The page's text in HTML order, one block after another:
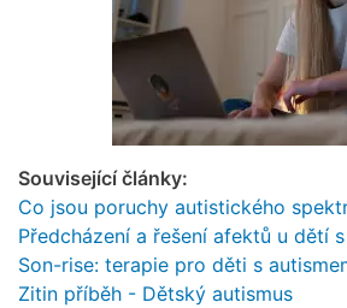
Související články:
Co jsou poruchy autistického
Předcházení a řešení afektů u dětí s
Son-rise: terapie pro děti s
Zitin příběh - Dětský autismus